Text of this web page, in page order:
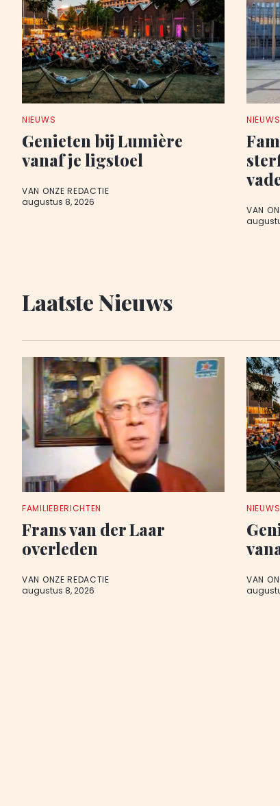
NIEUWS
Genieten bij Lumière
vanaf je ligstoel
VAN ONZE REDACTIE
augustus 8, 2026
NIEUWS
VAN
Laatste Nieuws
FAMILIEBERICHTEN
Frans van der Laar
overleden
VAN ONZE REDACTIE
augustus 8, 2026
NIEUWS
VAN